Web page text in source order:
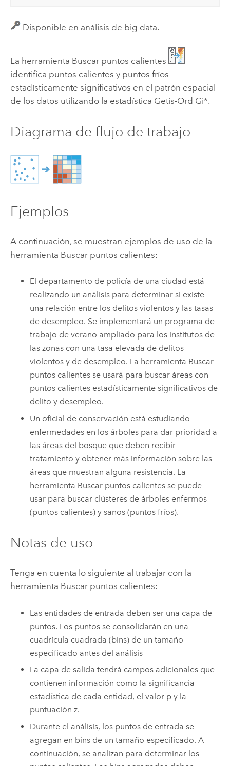
Disponible en análisis de big data.
La herramienta Buscar puntos calientes
identifica puntos calientes y puntos fríos
estadísticamente significativos en el patrón espacial
de los datos utilizando la estadística Getis-Ord Gi*.
Diagrama de flujo de trabajo
Ejemplos
A continuación, se muestran ejemplos de uso de la
herramienta Buscar puntos calientes:
El departamento de policía de una ciudad está
realizando un análisis para determinar si existe
una relación entre los delitos violentos y las tasas
de desempleo. Se implementará un programa de
trabajo de verano ampliado para los institutos de
las zonas con una tasa elevada de delitos
violentos y de desempleo. La herramienta Buscar
puntos calientes se usará para buscar áreas con
puntos calientes estadísticamente significativos de
delito y desempleo.
Un oficial de conservación está estudiando
enfermedades en los árboles para dar prioridad a
las áreas del bosque que deben recibir
tratamiento y obtener más información sobre las
áreas que muestran alguna resistencia. La
herramienta Buscar puntos calientes se puede
usar para buscar clústeres de árboles enfermos
(puntos calientes) y sanos (puntos fríos).
Notas de uso
Tenga en cuenta lo siguiente al trabajar con la
herramienta Buscar puntos calientes:
Las entidades de entrada deben ser una capa de
puntos. Los puntos se consolidarán en una
cuadrícula cuadrada (bins) de un tamaño
especificado antes del análisis
La capa de salida tendrá campos adicionales que
contienen información como la significancia
estadística de cada entidad, el valor p y la
puntuación z.
Durante el análisis, los puntos de entrada se
agregan en bins de un tamaño especificado. A
continuación, se analizan para determinar los